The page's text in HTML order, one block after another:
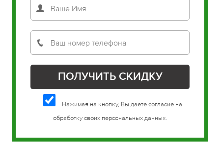
Нажимая на кнопку, Вы даете согласие на
обработку своих персональных данных.